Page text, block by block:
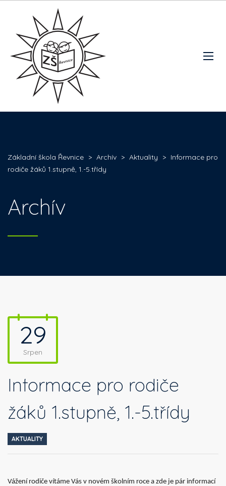
Základní škola Řevnice > Archív > Aktuality > Informace pro
rodiče žáků 1.stupně, 1.-5.třídy
Archív
29
Srpen
Informace pro rodiče
žáků 1.stupně, 1.-5.třídy
AKTUALITY
Vážení rodiče vítáme Vás v novém školním roce a zde je pár informací